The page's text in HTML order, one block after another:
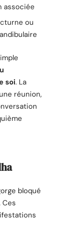
associée
ou
soi. La
réunion,
bloqué
Ces